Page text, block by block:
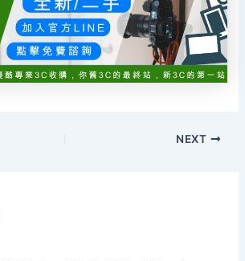
NEXT